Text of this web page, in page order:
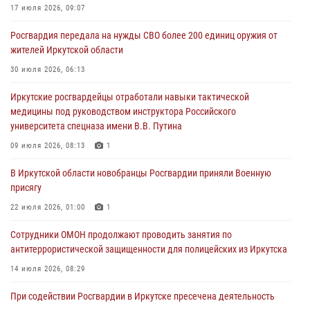
Дню Воздушно-десантных войск в Иркутской области
03 августа 2026, 03:32
сердца к сердцу» (видео)
31 июля 2026, 04:37
Сотрудники Росгвардии нашли и вернули родственникам
30 июля 2026, 07:37
17 июля 2026, 09:07
Росгвардия передала на нужды СВО более 200 единиц оружия от
жителей Иркутской области
30 июля 2026, 06:13
Иркутские росгвардейцы отработали навыки тактической
медицины под руководством инструктора Российского
университета спецназа имени В.В. Путина
09 июля 2026, 08:13 1
В Иркутской области новобранцы Росгвардии приняли Военную
присягу
22 июля 2026, 01:00 1
Сотрудники ОМОН продолжают проводить занятия по
антитеррористической защищенности для полицейских из Иркутска
14 июля 2026, 08:29
При содействии Росгвардии в Иркутске пресечена деятельность